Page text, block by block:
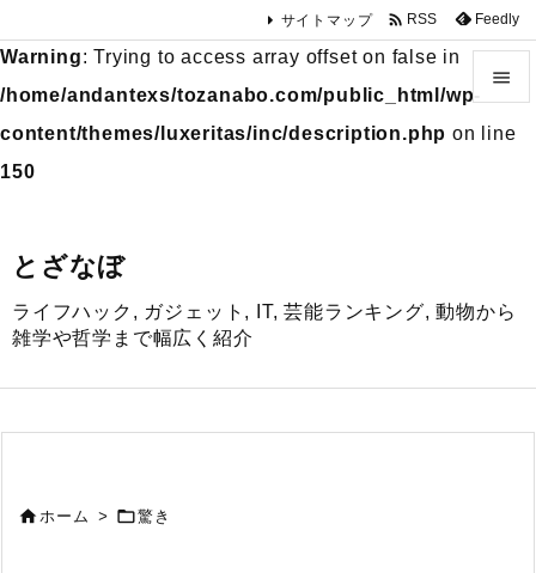
Warning: Trying to access array offset on false in
/home/andantexs/tozanabo.com/public_html/wp-
content/themes/luxeritas/inc/description.php on line
150
とざなぼ
ライフハック, ガジェット, IT, 芸能ランキング, 動物から
雑学や哲学まで幅広く紹介


前へ
サイトマップ  RSS Feedly
ホーム > 驚き